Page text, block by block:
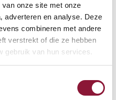
onze site met onze
adverteren en analyse. Deze
combineren met andere
verstrekt of die ze hebben
gebruik van hun services.
ALUMINIUM